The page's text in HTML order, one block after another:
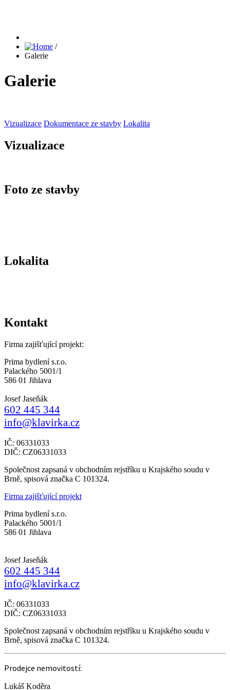
/
Galerie
Galerie
Vizualizace Dokumentace ze stavby Lokalita
Vizualizace
Foto ze stavby
Lokalita
Kontakt
Firma zajišťující projekt:
Prima bydlení s.r.o.
Palackého 5001/1
586 01 Jihlava
Josef Jaseňák
602 445 344
info@klavirka.cz
IČ: 06331033
DIČ: CZ06331033
Společnost zapsaná v obchodním rejstříku u Krajského soudu v
Brně, spisová značka C 101324.
Firma zajišťující projekt
Prima bydlení s.r.o.
Palackého 5001/1
586 01 Jihlava
Josef Jaseňák
602 445 344
info@klavirka.cz
IČ: 06331033
DIČ: CZ06331033
Společnost zapsaná v obchodním rejstříku u Krajského soudu v
Brně, spisová značka C 101324.
Prodejce nemovitostí:
Lukáš Koděra